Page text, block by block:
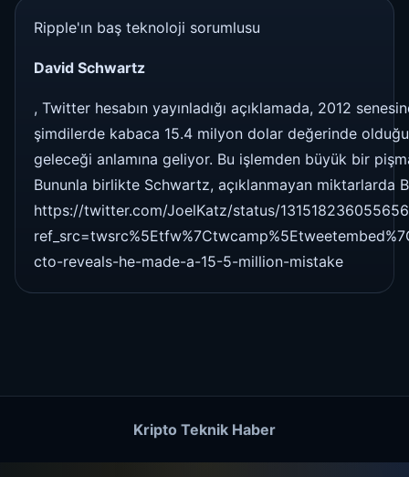
Ripple'ın baş teknoloji sorumlusu
David Schwartz
, Twitter hesabın yayınladığı açıklamada, 2012
şimdilerde kabaca 15.4 milyon dolar değerinde
geleceği anlamına geliyor. Bu işlemden büyük bir
Bununla birlikte Schwartz, açıklanmayan miktarlarda
https://twitter.com/JoelKatz/status/
cto-reveals-he-made-a-15-5-million-mistake
Kripto Teknik Haber